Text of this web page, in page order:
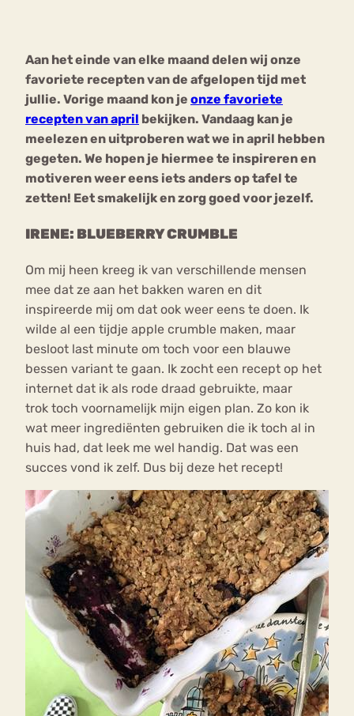
Aan het einde van elke maand delen wij onze
favoriete recepten van de afgelopen tijd met
jullie. Vorige maand kon je onze favoriete
recepten van april bekijken. Vandaag kan je
meelezen en uitproberen wat we in april hebben
gegeten. We hopen je hiermee te inspireren en
motiveren weer eens iets anders op tafel te
zetten! Eet smakelijk en zorg goed voor jezelf.
IRENE: BLUEBERRY CRUMBLE
Om mij heen kreeg ik van verschillende mensen
mee dat ze aan het bakken waren en dit
inspireerde mij om dat ook weer eens te doen. Ik
wilde al een tijdje apple crumble maken, maar
besloot last minute om toch voor een blauwe
bessen variant te gaan. Ik zocht een recept op het
internet dat ik als rode draad gebruikte, maar
trok toch voornamelijk mijn eigen plan. Zo kon ik
wat meer ingrediënten gebruiken die ik toch al in
huis had, dat leek me wel handig. Dat was een
succes vond ik zelf. Dus bij deze het recept!
Chat
Forum
mia
Nerv
osa
Eetstoornis Anorexia Nervosa
Eetbuien Piekeren Sport
Trauma
Orthorexia
Afvallen Angst